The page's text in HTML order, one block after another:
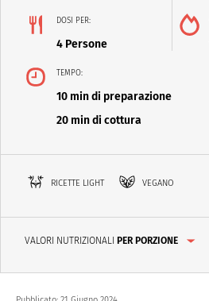
DOSI PER:
4 Persone
TEMPO:
10 min di preparazione
20 min di cottura
RICETTE LIGHT VEGANO
VALORI NUTRIZIONALI PER PORZIONE